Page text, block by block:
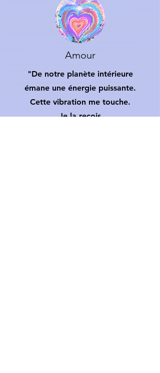
Amour
"De notre planète intérieure
émane une énergie puissante.
Cette vibration me touche.
Je la reçois